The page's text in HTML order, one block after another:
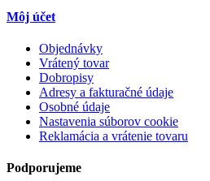
Môj účet
Objednávky
Vrátený tovar
Dobropisy
Adresy a fakturačné údaje
Osobné údaje
Nastavenia súborov cookie
Reklamácia a vrátenie tovaru
Podporujeme